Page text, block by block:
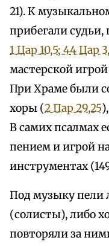
21). К
прибегали судьи,
1 Цар 10,5; 44 Цар
мастерской
При Храме были
хоры (2 Пар 29,25
В самих псалмах
пением и игрой
инструментах
Под музыку пели
(солисты), либо
повторяли за